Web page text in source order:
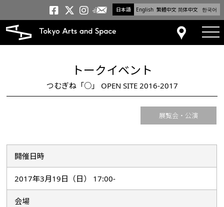
日本語 English 繁體中文 简体中文 한국어
トーキョーアーツアンド
トーキョーアーツアンド
トーキョーアーツア
メールニュース
アクセス
トークイベント
つむぎね「○」 OPEN SITE 2016-2017
展覧会・公演
開催日時
2017年3月19日（日） 17:00-
会場